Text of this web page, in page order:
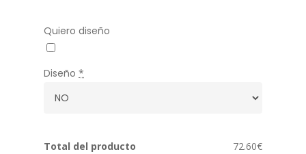
Quiero diseño
Diseño *
Total del producto
72.60€